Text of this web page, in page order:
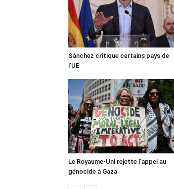
Sánchez critique certains pays de
l’UE
Le Royaume-Uni rejette l’appel au
génocide à Gaza